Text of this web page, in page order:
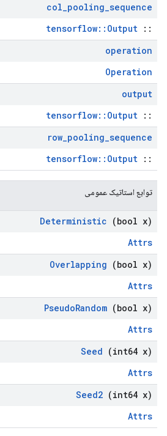
col_pooling_sequence
::
tensorflow::Output
operation
Operation
output
::
tensorflow::Output
row_pooling_sequence
::
tensorflow::Output
توابع استاتیک عمومی
Deterministic (bool x)
Attrs
Overlapping (bool x)
Attrs
PseudoRandom (bool x)
Attrs
Seed (int64 x)
Attrs
Seed2 (int64 x)
Attrs